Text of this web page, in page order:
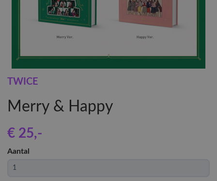
TWICE
Merry & Happy
€ 25,-
Aantal